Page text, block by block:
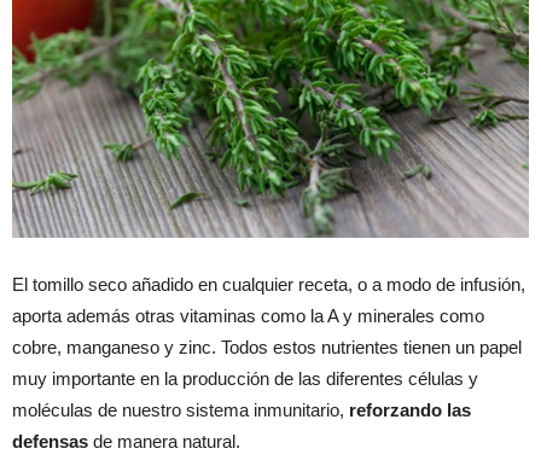
El tomillo seco añadido en cualquier receta, o a modo de infusión,
aporta además otras vitaminas como la A y minerales como
cobre, manganeso y zinc. Todos estos nutrientes tienen un papel
muy importante en la producción de las diferentes células y
moléculas de nuestro sistema inmunitario, reforzando las
defensas de manera natural.